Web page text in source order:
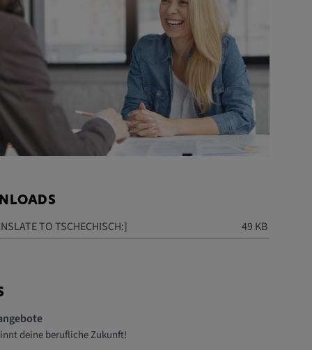
TO TSCHECHISCH:] 49 KB
deine berufliche Zukunft!